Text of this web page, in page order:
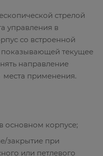
стрелой
управления в
со встроенной
текущее
направление
места применения.
основном корпусе;
закрытие при
или петлевого